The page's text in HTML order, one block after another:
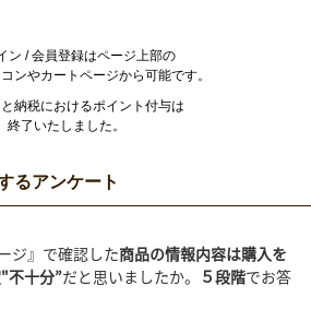
ン / 会員登録はページ上部の
ンやカートページから可能です。
納税におけるポイント付与は
終了いたしました。
るアンケート